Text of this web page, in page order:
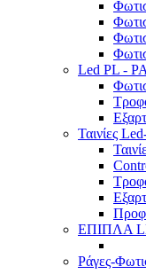
Led PL -
Ταινίες
ΕΠΙΠΛΑ
Ράγες-